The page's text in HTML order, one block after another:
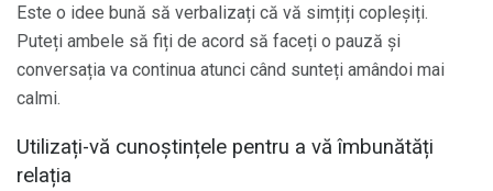
Este o idee bună să verbalizați că vă simțiți copleșiți.
Puteți ambele să fiți de acord să faceți o pauză și
conversația va continua atunci când sunteți amândoi mai
calmi.
Utilizați-vă cunoștințele pentru a vă îmbunătăți
relația